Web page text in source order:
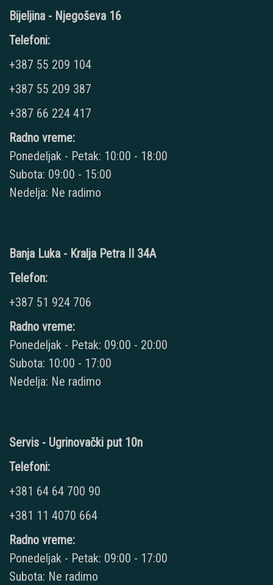
Bijeljina - Njegoševa 16
Telefoni:
+387 55 209 104
+387 55 209 387
+387 66 224 417
Radno vreme:
Ponedeljak - Petak: 10:00 - 18:00
Subota: 09:00 - 15:00
Nedelja: Ne radimo
Banja Luka - Kralja Petra II 34A
Telefon:
+387 51 924 706
Radno vreme:
Ponedeljak - Petak: 09:00 - 20:00
Subota: 10:00 - 17:00
Nedelja: Ne radimo
Servis - Ugrinovački put 10n
Telefoni:
+381 64 64 700 90
+381 11 4070 664
Radno vreme:
Ponedeljak - Petak: 09:00 - 17:00
Subota: Ne radimo